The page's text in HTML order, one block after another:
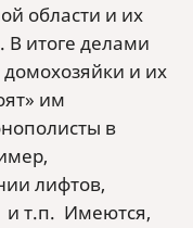
области и их
В итоге делами
и их
им
в
лифтов,
и т.п. Имеются,